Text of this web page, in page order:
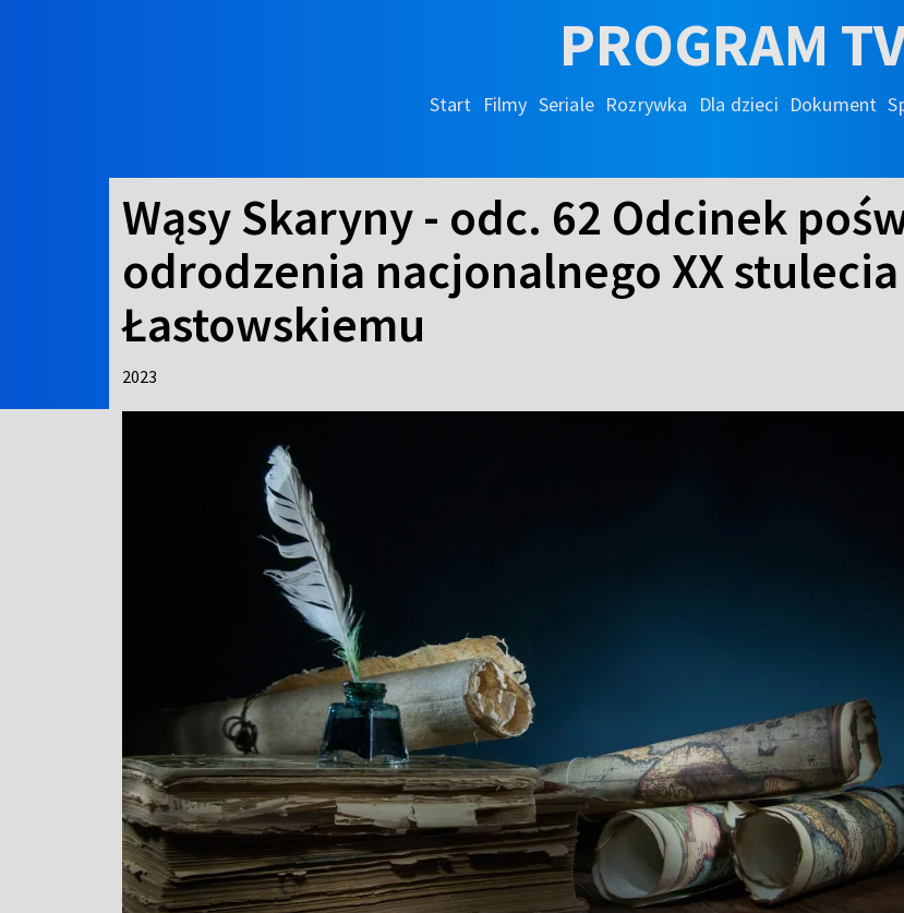
PROGRAM
Start Filmy Seriale Rozrywka Dla dzieci Dokument
Wąsy Skaryny - odc. 62 Odcinek
odrodzenia nacjonalnego XX stulecia
Łastowskiemu
2023